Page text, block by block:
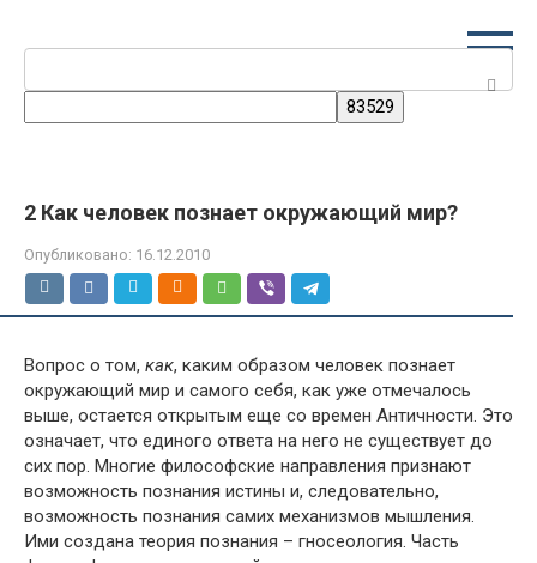
2 Как человек познает окружающий мир?
Опубликовано: 16.12.2010
Вопрос о том, как, каким образом человек познает
окружающий мир и самого себя, как уже отмечалось
выше, остается открытым еще со времен Античности. Это
означает, что единого ответа на него не существует до
сих пор. Многие философские направления признают
возможность познания истины и, следовательно,
возможность познания самих механизмов мышления.
Ими создана теория познания – гносеология. Часть